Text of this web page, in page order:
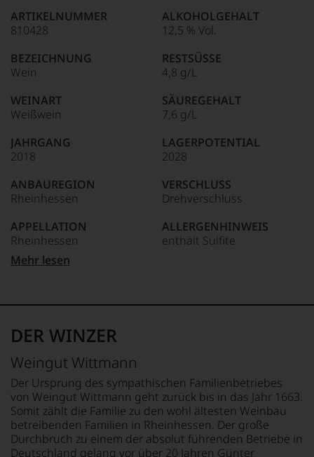
90–94 Punkte:
Unter 85 Punkte:
für
»Fine
für
die
edlen
Weine
der
Welt,
kaum
ein
Das
dokumentieren
auch
und
gerade
mit
Medaillen
Weinjournalisten
Fachpublikationen
unseren
Aussendungen
oder
in
unserem
ARTIKELNUMMER
810428
BEZEICHNUNG
Wein
WEINART
Weißwein
JAHRGANG
2018
ANBAUREGION
Rheinhessen
APPELLATION
Rheinhessen
REBSORTEN
BIO KENNZEICHNUNG
DE-ÖKO-006
BIO KENNZEICHNUNG
PRODUKT
DE-ÖKO-022
TRINKTEMPERATUR
9 °C
ALKOHOLGEHALT
12,5 % Vol.
RESTSÜSSE
4,8 g/L
SÄUREGEHALT
7,6 g/L
LAGERPOTENTIAL
2028
VERSCHLUSS
Drehverschluss
ALLERGENHINWEIS
enthält Sulfite
67593 Westhofen
FLASCHENGRÖSSE
0,75 L
GESCHMACK
trocken
Mehr lesen
DER WINZER
Weingut Wittmann
Der Ursprung des sympathischen Familienbetriebes
von Weingut Wittmann geht zurück bis in das Jahr 1663.
Somit zählt die Familie zu den wohl ältesten Weinbau
betreibenden Familien in Rheinhessen. Der große
Durchbruch zu einem der absolut führenden Betriebe in
Deutschland gelang vor über 20 Jahren Günter